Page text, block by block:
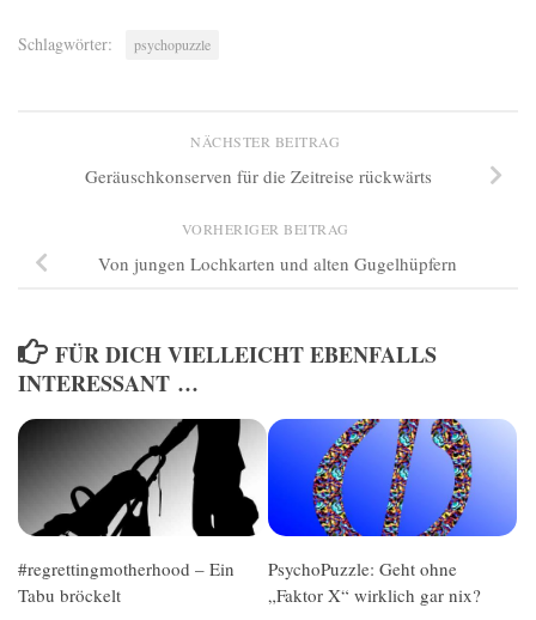
Schlagwörter: psychopuzzle
NÄCHSTER BEITRAG
Geräuschkonserven für die Zeitreise rückwärts
VORHERIGER BEITRAG
Von jungen Lochkarten und alten Gugelhüpfern
FÜR DICH VIELLEICHT EBENFALLS
INTERESSANT …
#regrettingmotherhood – Ein
Tabu bröckelt
PsychoPuzzle: Geht ohne
„Faktor X“ wirklich gar nix?